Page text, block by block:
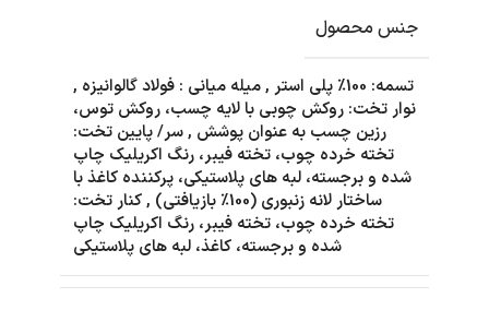
جنس محصول
تسمه: 100٪ پلی استر ,میله میانی : فولاد گالوانیزه ,
نوار تخت: روکش چوبی با لایه چسب، روکش توس،
رزین چسب به عنوان پوشش ,سر/ پایین تخت:
تخته خرده چوب، تخته فیبر، رنگ اکریلیک چاپ
شده و برجسته، لبه های پلاستیکی، پرکننده کاغذ با
ساختار لانه زنبوری (100٪ بازیافتی)
,کنار تخت:
تخته خرده چوب، تخته فیبر، رنگ اکریلیک چاپ
شده و برجسته، کاغذ، لبه های پلاستیکی